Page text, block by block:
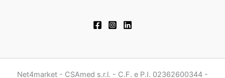
Net4market - CSAmed s.r.l. - C.F. e P.I. 02362600344 -